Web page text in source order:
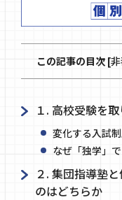
この記事の目次 [
１. 高校受験を
変化する入試
なぜ「独学」
２. 集団指導塾
のはどちらか